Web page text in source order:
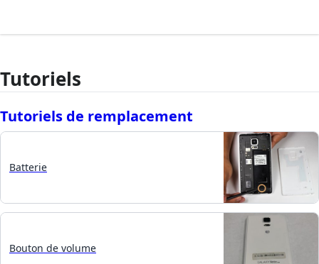
Tutoriels
Tutoriels de remplacement
Batterie
Bouton de volume